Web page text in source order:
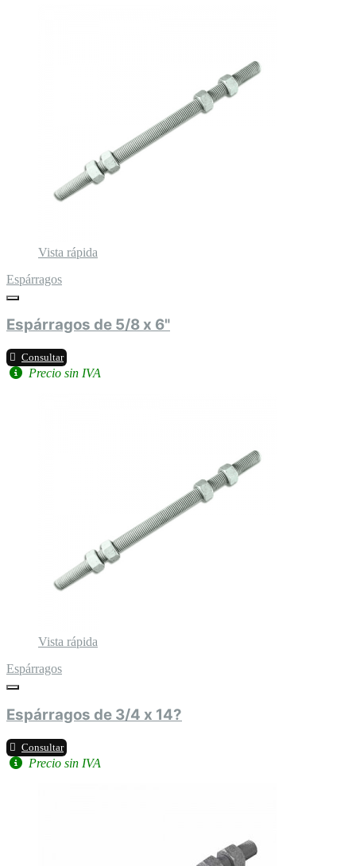
Vista rápida
Espárragos
Espárragos de 5/8 x 6"
Consultar
Precio sin IVA
Vista rápida
Espárragos
Espárragos de 3/4 x 14?
Consultar
Precio sin IVA